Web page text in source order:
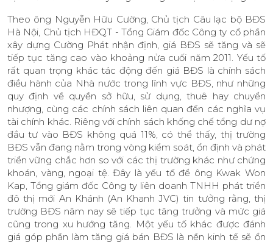
Theo ông Nguyễn Hữu Cường, Chủ tịch Câu lạc bộ BĐS
Hà Nội, Chủ tịch HĐQT - Tổng Giám đốc Công ty cổ phần
xây dựng Cường Phát nhận định, giá BĐS sẽ tăng và sẽ
tiếp tục tăng cao vào khoảng nửa cuối năm 2011. Yếu tố
rất quan trọng khác tác động đến giá BĐS là chính sách
điều hành của Nhà nước trong lĩnh vực BĐS, như những
quy định về quyền sở hữu, sử dụng, thuê hay chuyển
nhượng, cùng các chính sách liên quan đến các nghĩa vụ
tài chính khác. Riêng với chính sách khống chế tổng dư nợ
đầu tư vào BĐS không quá 11%, có thể thấy, thị trường
BĐS vẫn đang nằm trong vòng kiểm soát, ổn định và phát
triển vững chắc hơn so với các thị trường khác như chứng
khoán, vàng, ngoại tệ. Đây là yếu tố để ông Kwak Won
Kap, Tổng giám đốc Công ty liên doanh TNHH phát triển
đô thị mới An Khánh (An Khanh JVC) tin tưởng rằng, thị
trường BĐS năm nay sẽ tiếp tục tăng trưởng và mức giá
cũng trong xu hướng tăng. Một yếu tố khác được đánh
giá góp phần làm tăng giá bán BĐS là nền kinh tế sẽ ổn